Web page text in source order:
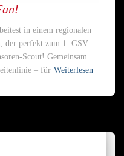
in einem regionalen
der perfekt zum 1. GSV
Scout! Gemeinsam
– für Weiterlesen